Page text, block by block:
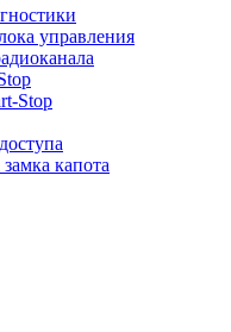
управления
Stop
капота